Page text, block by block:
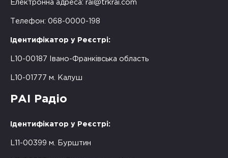
Електронна адреса: rai@trkrai.com
Телефон: 068-0000-198
Ідентифікатор у Реєстрі:
L10-00187 Івано-Франківська область
L10-01777 м. Калуш
РАІ Радіо
Ідентифікатор у Реєстрі:
L11-00399 м. Бурштин